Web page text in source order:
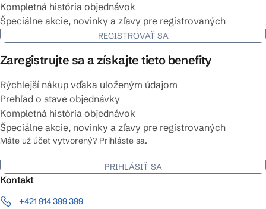
Kompletná história objednávok
Špeciálne akcie, novinky a zľavy pre registrovaných
REGISTROVAŤ SA
Zaregistrujte sa a získajte tieto benefity
Rýchlejší nákup vďaka uloženým údajom
Prehľad o stave objednávky
Kompletná história objednávok
Špeciálne akcie, novinky a zľavy pre registrovaných
Máte už účet vytvorený? Prihláste sa.
PRIHLÁSIŤ SA
Kontakt
+421 914 399 399